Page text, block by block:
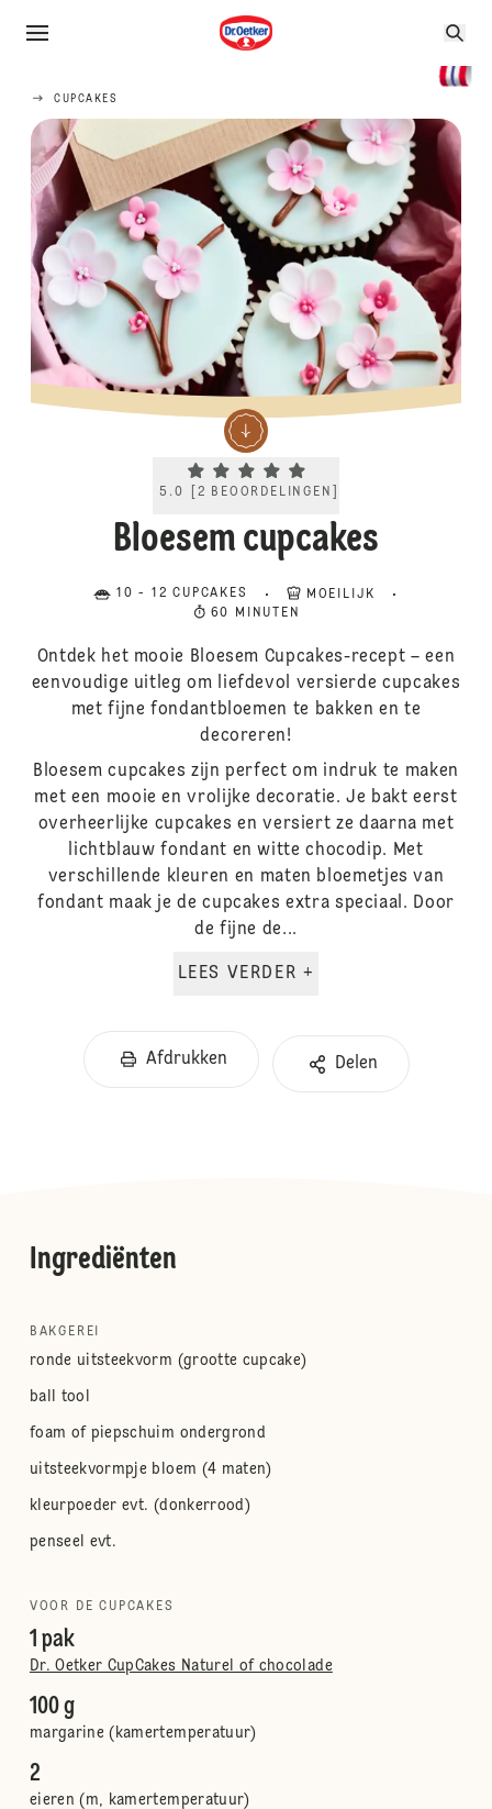
CUPCAKES
Current rating 5.0. Click to rate.
5.0 2 BEOORDELINGEN
Bloesem cupcakes
10 - 12 CUPCAKES
MOEILIJK
60 MINUTEN
Ontdek het mooie Bloesem Cupcakes-recept – een
eenvoudige uitleg om liefdevol versierde cupcakes
met fijne fondantbloemen te bakken en te
decoreren!
Bloesem cupcakes zijn perfect om indruk te maken
met een mooie en vrolijke decoratie. Je bakt eerst
overheerlijke cupcakes en versiert ze daarna met
lichtblauw fondant en witte chocodip. Met
verschillende kleuren en maten bloemetjes van
fondant maak je de cupcakes extra speciaal. Door
de fijne de...
LEES VERDER +
Afdrukken Delen
Ingrediënten
BAKGEREI
ronde uitsteekvorm (grootte cupcake)
ball tool
foam of piepschuim ondergrond
uitsteekvormpje bloem (4 maten)
kleurpoeder evt. (donkerrood)
penseel evt.
VOOR DE CUPCAKES
1 pak
Dr. Oetker CupCakes Naturel of chocolade
100 g
margarine (kamertemperatuur)
2
eieren (m, kamertemperatuur)